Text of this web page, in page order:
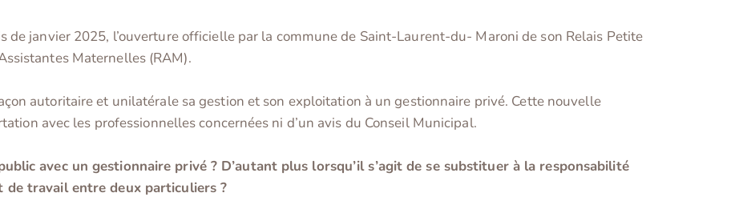
de janvier 2025, l’ouverture officielle par la commune de Saint-Laurent-du- Maroni de son Relais Petite
Maternelles (RAM).
autoritaire et unilatérale sa gestion et son exploitation à un gestionnaire privé. Cette nouvelle
avec les professionnelles concernées ni d’un avis du Conseil Municipal.
avec un gestionnaire privé ? D’autant plus lorsqu’il s’agit de se substituer à la responsabilité
travail entre deux particuliers ?